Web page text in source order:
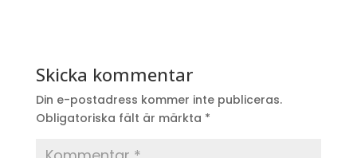
Skicka kommentar
Din e-postadress kommer inte publiceras.
Obligatoriska fält är märkta *